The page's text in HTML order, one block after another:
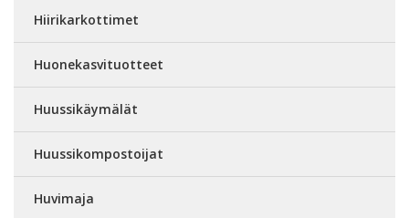
Hiirikarkottimet
Huonekasvituotteet
Huussikäymälät
Huussikompostoijat
Huvimaja